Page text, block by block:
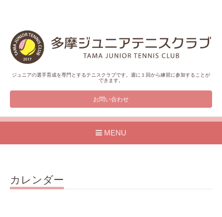
ジュニアの選手育成を専門とするテニスクラブです。週に１回から練習に参加することが
できます。
お問い合わせ
MENU
カレンダー